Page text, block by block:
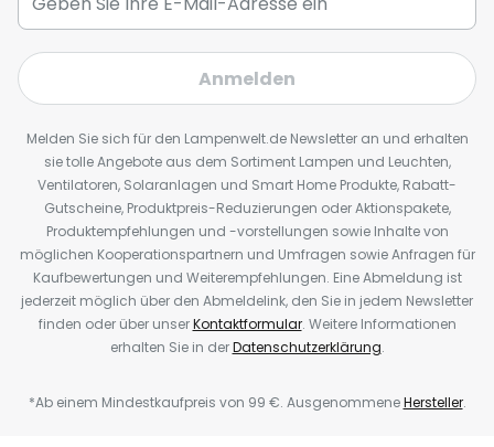
Anmelden
Melden Sie sich für den Lampenwelt.de Newsletter an und erhalten
sie tolle Angebote aus dem Sortiment Lampen und Leuchten,
Ventilatoren, Solaranlagen und Smart Home Produkte, Rabatt-
Gutscheine, Produktpreis-Reduzierungen oder Aktionspakete,
Produktempfehlungen und -vorstellungen sowie Inhalte von
möglichen Kooperationspartnern und Umfragen sowie Anfragen für
Kaufbewertungen und Weiterempfehlungen. Eine Abmeldung ist
jederzeit möglich über den Abmeldelink, den Sie in jedem Newsletter
finden oder über unserKontaktformular. Weitere Informationen
erhalten Sie in derDatenschutzerklärung.
*Ab einem Mindestkaufpreis von 99 €. AusgenommeneHersteller.